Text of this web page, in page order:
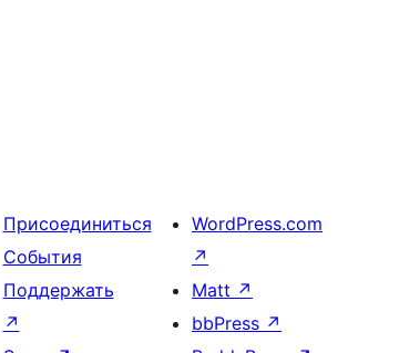
Присоединиться
События
Поддержать
↗
WordPress.com
↗
Matt ↗
bbPress ↗